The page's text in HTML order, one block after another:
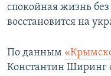
спокойная жизнь
восстановится на
По данным
Константин Ширинг